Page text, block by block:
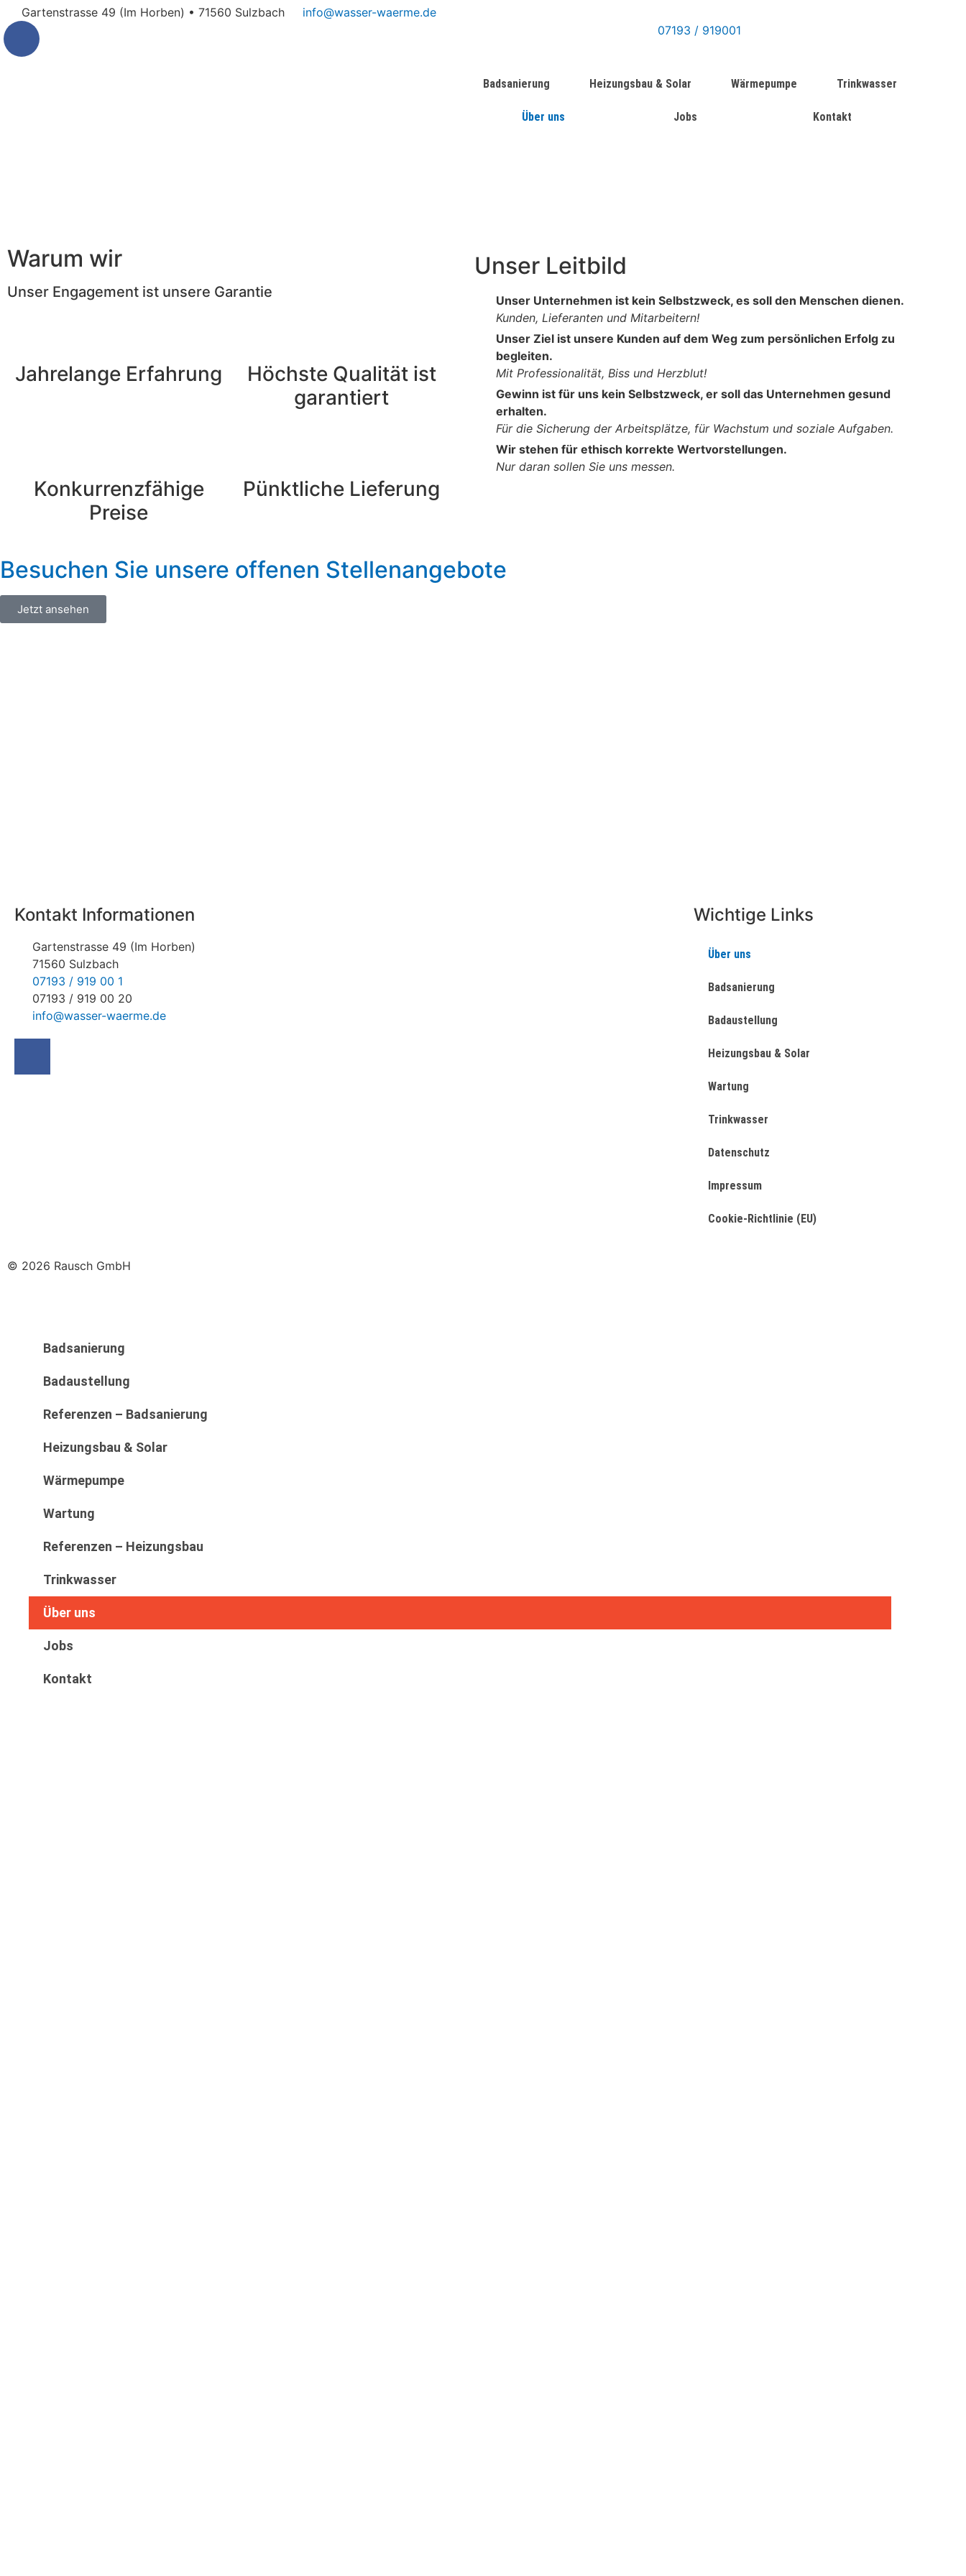
Gartenstrasse 49 (Im Horben) • 71560 Sulzbach
info@wasser-waerme.de
07193 / 919001
Badsanierung Heizungsbau & Solar Wärmepumpe Trinkwasser
Über uns Jobs Kontakt
Warum wir
Unser Engagement ist unsere Garantie
Jahrelange Erfahrung
Höchste Qualität ist
garantiert
Konkurrenzfähige
Preise
Pünktliche Lieferung
Unser Leitbild
Unser Unternehmen ist kein Selbstzweck, es soll den Menschen dienen.
Kunden, Lieferanten und Mitarbeitern!
Unser Ziel ist unsere Kunden auf dem Weg zum persönlichen Erfolg zu
begleiten.
Mit Professionalität, Biss und Herzblut!
Gewinn ist für uns kein Selbstzweck, er soll das Unternehmen gesund
erhalten.
Für die Sicherung der Arbeitsplätze, für Wachstum und soziale Aufgaben.
Wir stehen für ethisch korrekte Wertvorstellungen.
Nur daran sollen Sie uns messen.
Besuchen Sie unsere offenen Stellenangebote
Jetzt ansehen
Kontakt Informationen
Gartenstrasse 49 (Im Horben)
71560 Sulzbach
07193 / 919 00 1
07193 / 919 00 20
info@wasser-waerme.de
Wichtige Links
Über uns
Badsanierung
Badaustellung
Heizungsbau & Solar
Wartung
Trinkwasser
Datenschutz
Impressum
Cookie-Richtlinie (EU)
© 2026 Rausch GmbH
Badsanierung
Badaustellung
Referenzen – Badsanierung
Heizungsbau & Solar
Wärmepumpe
Wartung
Referenzen – Heizungsbau
Trinkwasser
Über uns
Jobs
Kontakt